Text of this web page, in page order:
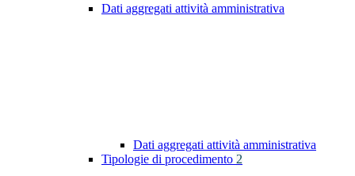
Dati aggregati attività amministrativa
Dati aggregati attività amministrativa
Tipologie di procedimento 2